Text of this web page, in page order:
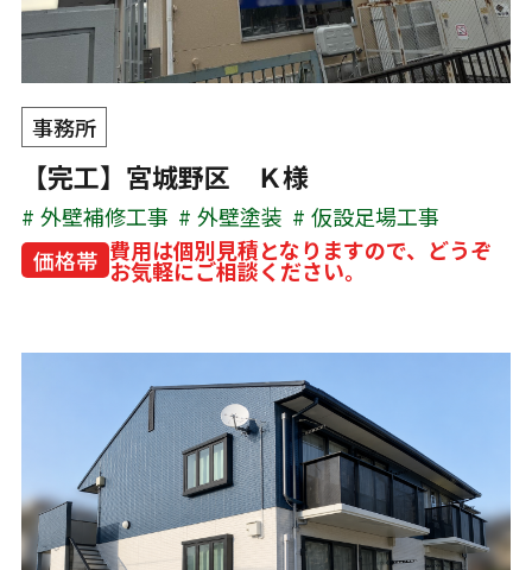
事務所
【完工】宮城野区 Ｋ様
外壁補修工事 外壁塗装
仮設足場工事
価格帯 費用は個別見積となりますので、どうぞ
お気軽にご相談ください。